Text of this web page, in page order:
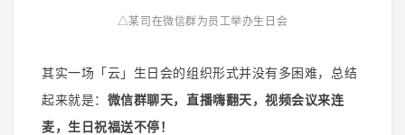
△某司在微信群为员工举办生日会
其实一场「云」生日会的组织形式并没有多困难，总结
起来就是： 微信群聊天，直播嗨翻天，视频会议来连
麦，生日祝福送不停！